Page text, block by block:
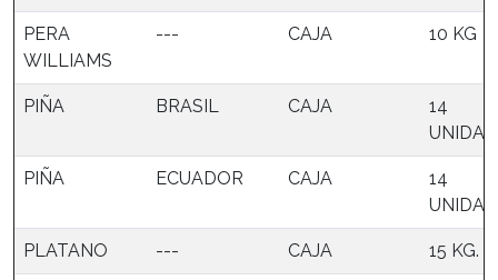
PERA
WILLIAMS
--- CAJA 10 KG
PIÑA BRASIL CAJA
14
PIÑA ECUADOR CAJA
14
PLATANO --- CAJA 15 KG.